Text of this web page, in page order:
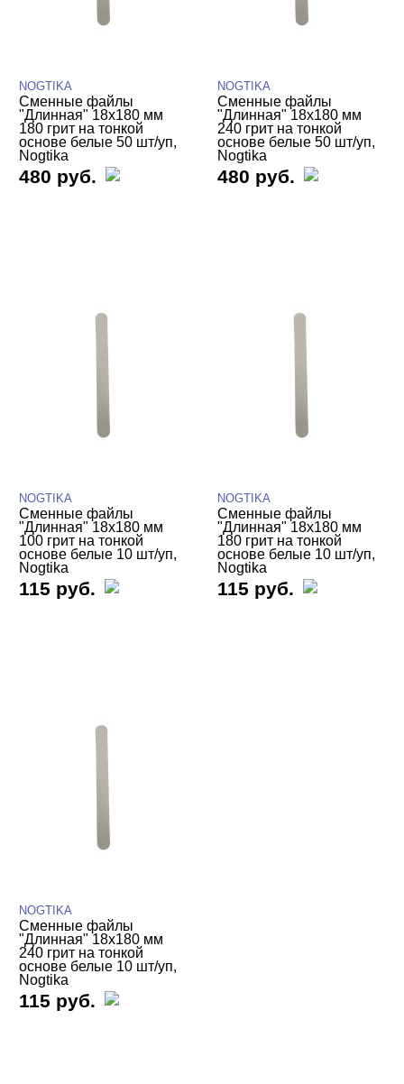
NOGTIKA
Сменные файлы
"Длинная" 18х180 мм
180 грит на тонкой
основе белые 50 шт/уп,
Nogtika
480 руб.
NOGTIKA
Сменные файлы
"Длинная" 18х180 мм
240 грит на тонкой
основе белые 50 шт/уп,
Nogtika
480 руб.
NOGTIKA
Сменные файлы
"Длинная" 18х180 мм
100 грит на тонкой
основе белые 10 шт/уп,
Nogtika
115 руб.
NOGTIKA
Сменные файлы
"Длинная" 18х180 мм
180 грит на тонкой
основе белые 10 шт/уп,
Nogtika
115 руб.
NOGTIKA
Сменные файлы
"Длинная" 18х180 мм
240 грит на тонкой
основе белые 10 шт/уп,
Nogtika
115 руб.